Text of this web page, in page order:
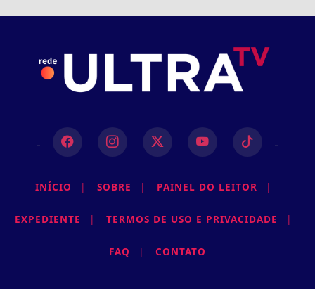
INÍCIO | SOBRE | PAINEL DO LEITOR |
EXPEDIENTE | TERMOS DE USO E PRIVACIDADE |
FAQ | CONTATO